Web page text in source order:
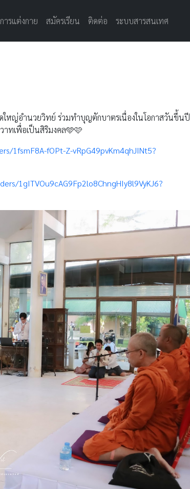
การแต่งกาย สมัครเรียน ติดต่อ ระบบสารสนเทศ
ใหญ่อำนวยวิทย์ ร่วมทำบุญตักบาตรเนื่องในโอกาสวันขึ้นปี
ทเพื่อเป็นสิริมงคล🩵🩷
1fsmF8A-fOPt-Z-vRpG49pvKm4qhJINt5?
1gITVOu9cAG9Fp2lo8ChngHIy8l9VyKJ6?